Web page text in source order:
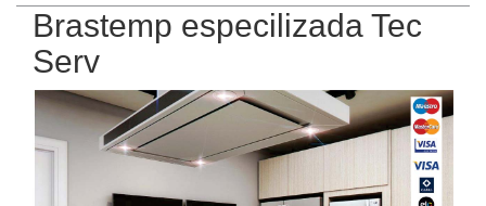
Brastemp especilizada Tec
Serv